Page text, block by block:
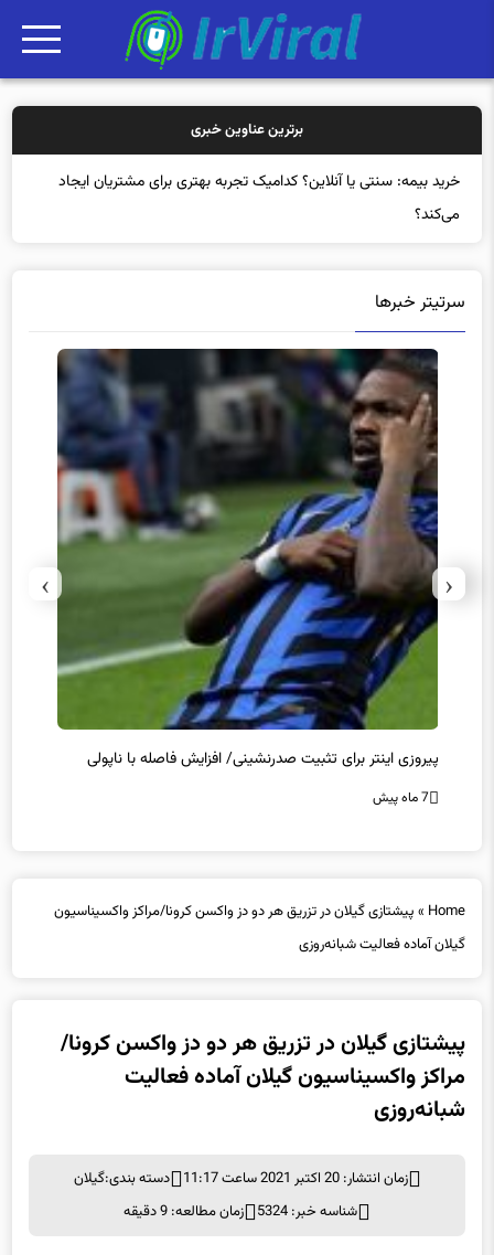
برترین عناوین خبری
خرید بیمه: سنت
پیروزی اینتر برای تثبیت صدرنشینی/ افزایش فاصله با ناپولی
7 ماه پیش
گیلان آماده فعالیت شبانه‌روزی
مراکز واکسیناسیون گیلان آماده فعالیت
شبانه‌روزی
شناسه خبر: 5324
زمان مطالعه: 9 دقیقه